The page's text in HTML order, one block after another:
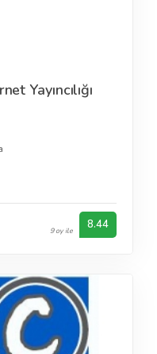
Yayıncılığı
9 oy ile 8.44